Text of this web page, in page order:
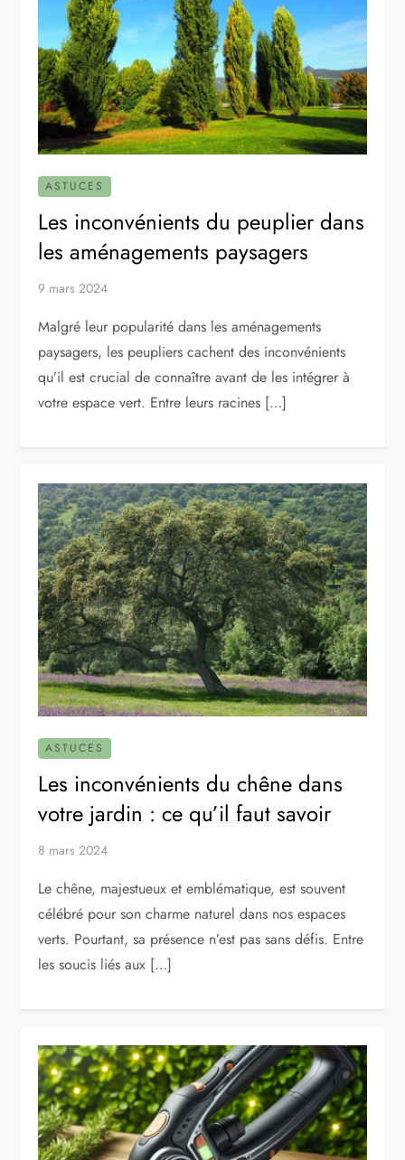
ASTUCES
Les inconvénients du peuplier dans
les aménagements paysagers
9 mars 2024
Malgré leur popularité dans les aménagements
paysagers, les peupliers cachent des inconvénients
qu’il est crucial de connaître avant de les intégrer à
votre espace vert. Entre leurs racines […]
ASTUCES
Les inconvénients du chêne dans
votre jardin : ce qu’il faut savoir
8 mars 2024
Le chêne, majestueux et emblématique, est souvent
célébré pour son charme naturel dans nos espaces
verts. Pourtant, sa présence n’est pas sans défis. Entre
les soucis liés aux […]